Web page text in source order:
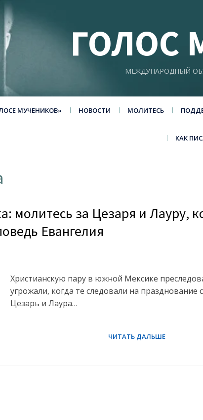
ГОЛОС
МЕЖДУНАРОДНЫЙ
МУЧЕНИКОВ» НОВОСТИ МОЛИТЕСЬ
КАК
молитесь за Цезаря и Лауру,
Евангелия
Христианскую пару в южной Мексике
угрожали, когда те следовали на празднование
Цезарь и Лаура…